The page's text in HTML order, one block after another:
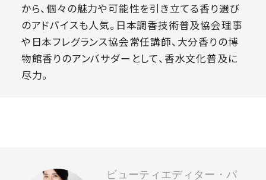
から、個々の魅力や可能性を引き立てる香り選び
のアドバイスも人気。日本調香技術普及協会理事
や日本フレグランス協会常任講師、大分香りの博
物館香りのアンバサダーとして、香水文化普及に
尽力。
ビューティエディター・パ